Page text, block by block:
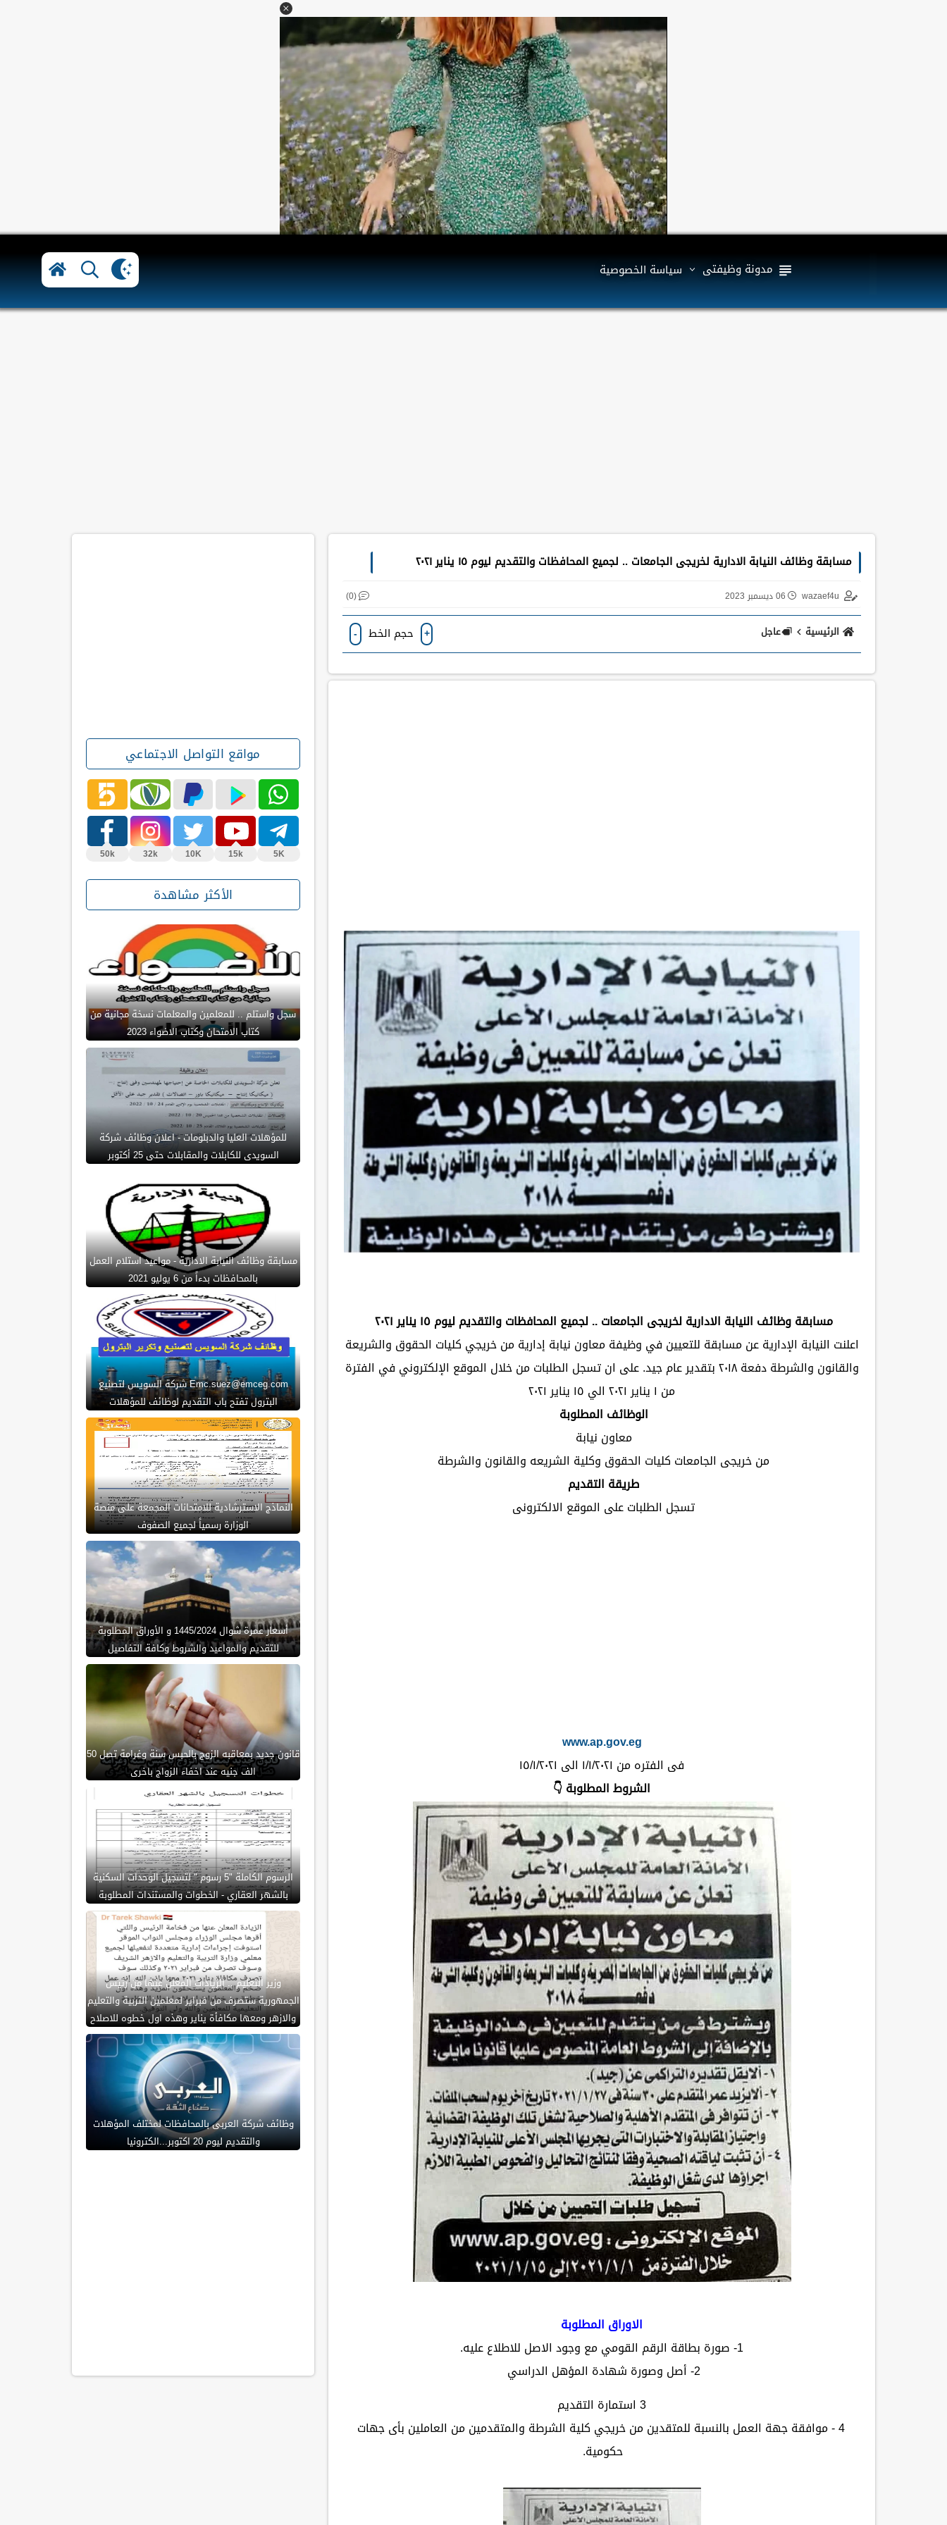
مدونة وظيفتى سياسة الخصوصية
مسابقة وظائف النيابة الادارية لخريجى الجامعات .. لجميع المحافظات والتقديم ليوم ١٥ يناير ٢٠٢١
wazaef4u 06 ديسمبر 2023 (0)
الرئيسية عاجل + حجم الخط -
مسابقة وظائف النيابة الادارية لخريجى الجامعات .. لجميع المحافظات والتقديم ليوم ١٥ يناير ٢٠٢١
اعلنت النيابة الإدارية عن مسابقة للتعيين في وظيفة معاون نيابة إدارية من خريجي كليات الحقوق والشريعة
والقانون والشرطة دفعة ٢٠١٨ بتقدير عام جيد. على ان تسجل الطلبات من خلال الموقع الإلكتروني في الفترة
من ١ يناير ٢٠٢١ الي ١٥ يناير ٢٠٢١
الوظائف المطلوبة
معاون نيابة
من خريجى الجامعات كليات الحقوق وكلية الشريعه والقانون والشرطة
طريقة التقديم
تسجل الطلبات على الموقع الالكترونى
www.ap.gov.eg
فى الفتره من ١/١/٢٠٢١ الى ١٥/١/٢٠٢١
الشروط المطلوبة 👇
الاوراق المطلوبة
1- صورة بطاقة الرقم القومي مع وجود الاصل للاطلاع عليه.
2- أصل وصورة شهادة المؤهل الدراسي
3 استمارة التقديم
4 - موافقة جهة العمل بالنسبة للمتقدين من خريجي كلية الشرطة والمتقدمين من العاملين بأى جهات
حكومية.
مواقع التواصل الاجتماعي
5K
15k
10K
32k
50k
الأكثر مشاهدة
سجل واستلم .. للمعلمين والمعلمات نسخة مجانية من
كتاب الامتحان وكتاب الاضواء 2023
للمؤهلات العليا والدبلومات - اعلان وظائف شركة
السويدى للكابلات والمقابلات حتى 25 أكتوبر
مسابقة وظائف النيابة الادارية - مواعيد استلام العمل
بالمحافظات بدءاً من 6 يوليو 2021
Emc.suez@emceg.com شركة السويس لتصنيع
البترول تفتح باب التقديم لوظائف للمؤهلات
النماذج الاسترشادية للامتحانات المجمعة على منصة
الوزارة رسمياً لجميع الصفوف
أسعار عمرة شوال 1445/2024 و الأوراق المطلوبة
للتقديم والمواعيد والشروط وكافة التفاصيل
قانون جديد بمعاقبه الزوج بالحبس سنة وغرامة تصل 50
الف جنيه عند اخفاء الزواج باخرى
الرسوم الكاملة "5 رسوم " لتسجيل الوحدات السكنية
بالشهر العقاري - الخطوات والمستندات المطلوبة
وزير التعليم .. الزيادات المعلن عنها من رئيس
الجمهورية ستصرف من فبراير لمعلمين التربية والتعليم
والازهر ومعها مكافأة يناير وهذه اول خطوه للاصلاح
وظائف شركة العربى بالمحافظات لمختلف المؤهلات
والتقديم ليوم 20 اكتوبر...الكترونيا